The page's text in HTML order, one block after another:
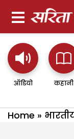
ऑडियो कहानी
Home »